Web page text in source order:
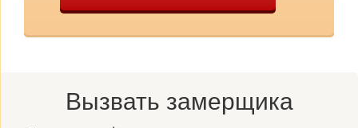
Вызвать замерщика